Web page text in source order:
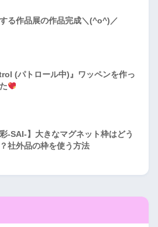
る作品展の作品完成＼(^o^)／
(パトロール中)』ワッペンを作っ
彩-SAI-】大きなマグネット枠はどう
社外品の枠を使う方法